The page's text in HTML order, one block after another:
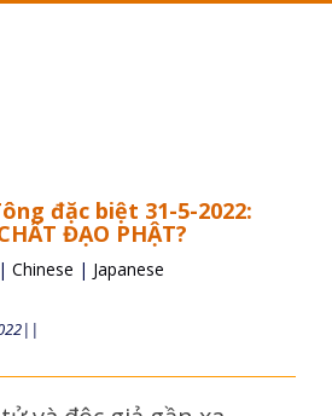
đặc biệt 31-5-2022:
ĐẠO PHẬT?
| Chinese | Japanese